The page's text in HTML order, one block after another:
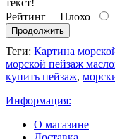
текст!
Рейтинг Плохо
Продолжить
Теги: Картина
морской пейзаж
купить пейзаж,
Информация:
О магазине